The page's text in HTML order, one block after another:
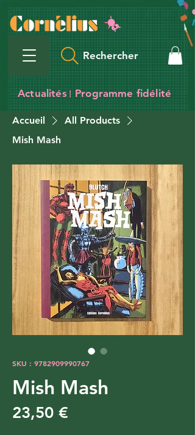
Rechercher
Programme fidélité
Actualités I
Accueil
All Products
Mish Mash
SKU : 9782909990767
Mish Mash
23,50 €